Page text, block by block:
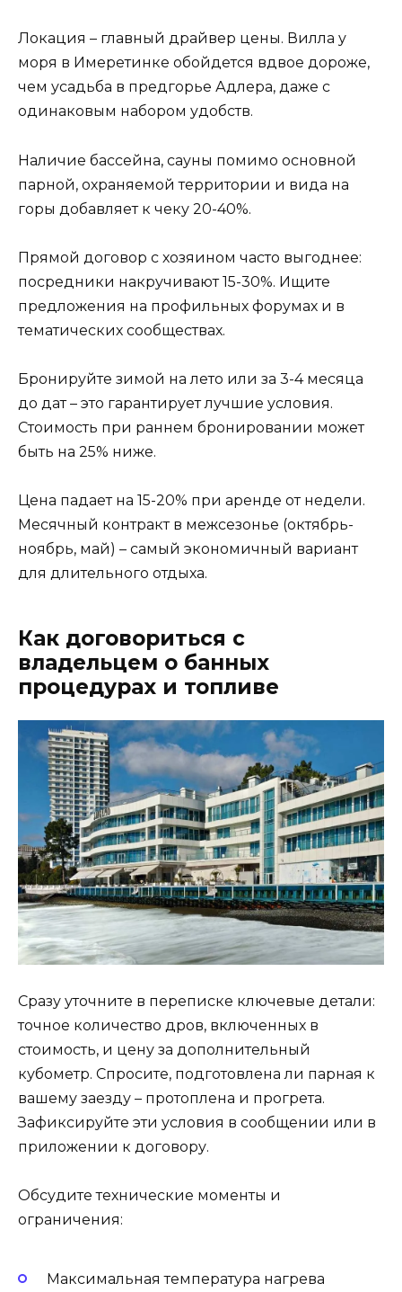
Локация – главный драйвер цены. Вилла у
моря в Имеретинке обойдется вдвое дороже,
чем усадьба в предгорье Адлера, даже с
одинаковым набором удобств.
Наличие бассейна, сауны помимо основной
парной, охраняемой территории и вида на
горы добавляет к чеку 20-40%.
Прямой договор с хозяином часто выгоднее:
посредники накручивают 15-30%. Ищите
предложения на профильных форумах и в
тематических сообществах.
Бронируйте зимой на лето или за 3-4 месяца
до дат – это гарантирует лучшие условия.
Стоимость при раннем бронировании может
быть на 25% ниже.
Цена падает на 15-20% при аренде от недели.
Месячный контракт в межсезонье (октябрь-
ноябрь, май) – самый экономичный вариант
для длительного отдыха.
Как договориться с
владельцем о банных
процедурах и топливе
Сразу уточните в переписке ключевые детали:
точное количество дров, включенных в
стоимость, и цену за дополнительный
кубометр. Спросите, подготовлена ли парная к
вашему заезду – протоплена и прогрета.
Зафиксируйте эти условия в сообщении или в
приложении к договору.
Обсудите технические моменты и
ограничения:
Максимальная температура нагрева